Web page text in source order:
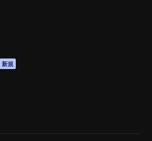
新規